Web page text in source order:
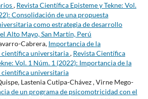
, Revista Científica Episteme y Tekne: Vol.
Consolidación de una propuesta
como estrategia de desarrollo
Alto Mayo, San Martín, Perú
Cabrera, Importancia de la
científica universitaria, Revista Científica
Vol. 1 Núm. 1 (2022): Importancia de la
científica universitaria
Lastenia Cutipa-Chávez , Virne Mego-
de un programa de psicomotricidad con el